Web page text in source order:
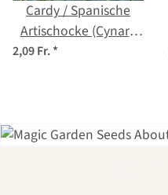
Cardy / Spanische
Artischocke (Cynara
cardunculus) Samen
2,09 Fr.*